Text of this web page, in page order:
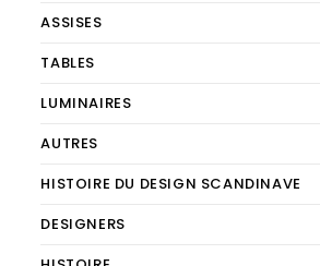
ASSISES
TABLES
LUMINAIRES
AUTRES
HISTOIRE DU DESIGN SCANDINAVE
DESIGNERS